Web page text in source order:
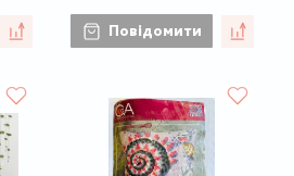
Повідомити